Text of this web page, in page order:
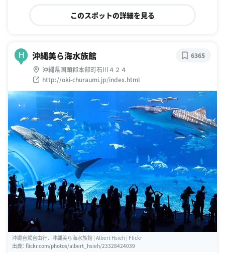
このスポットの詳細を見る
H 沖縄美ら海水族館
沖縄県国頭郡本部町石川４２４
http://oki-churaumi.jp/index.html
6365
沖繩自駕自由行．沖縄美ら海水族館 | Albert Hsieh | Flickr
出典： flickr.com/photos/albert_hsieh/23328424039